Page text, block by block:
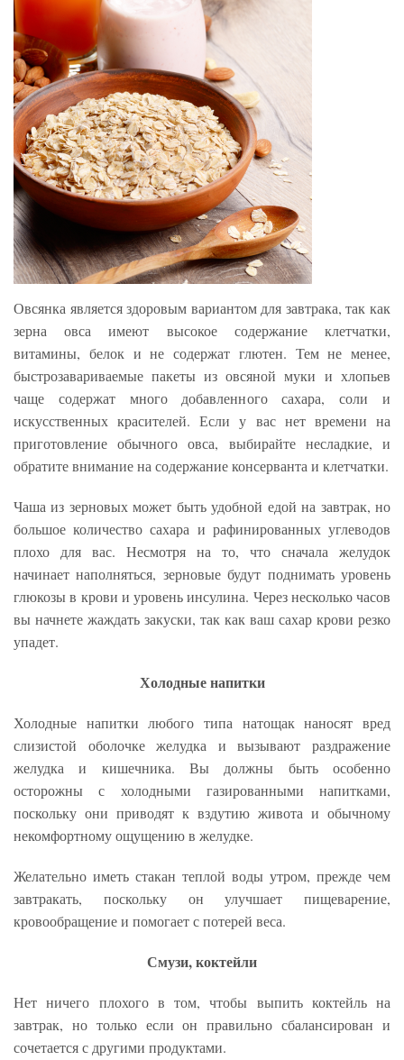
Овсянка является здоровым вариантом для завтрака, так как
зерна овса имеют высокое содержание клетчатки,
витамины, белок и не содержат глютен. Тем не менее,
быстрозавариваемые пакеты из овсяной муки и хлопьев
чаще содержат много добавленного сахара, соли и
искусственных красителей. Если у вас нет времени на
приготовление обычного овса, выбирайте несладкие, и
обратите внимание на содержание консерванта и клетчатки.
Чаша из зерновых может быть удобной едой на завтрак, но
большое количество сахара и рафинированных углеводов
плохо для вас. Несмотря на то, что сначала желудок
начинает наполняться, зерновые будут поднимать уровень
глюкозы в крови и уровень инсулина. Через несколько часов
вы начнете жаждать закуски, так как ваш сахар крови резко
упадет.
Холодные напитки
Холодные напитки любого типа натощак наносят вред
слизистой оболочке желудка и вызывают раздражение
желудка и кишечника. Вы должны быть особенно
осторожны с холодными газированными напитками,
поскольку они приводят к вздутию живота и обычному
некомфортному ощущению в желудке.
Желательно иметь стакан теплой воды утром, прежде чем
завтракать, поскольку он улучшает пищеварение,
кровообращение и помогает с потерей веса.
Смузи, коктейли
Нет ничего плохого в том, чтобы выпить коктейль на
завтрак, но только если он правильно сбалансирован и
сочетается с другими продуктами.